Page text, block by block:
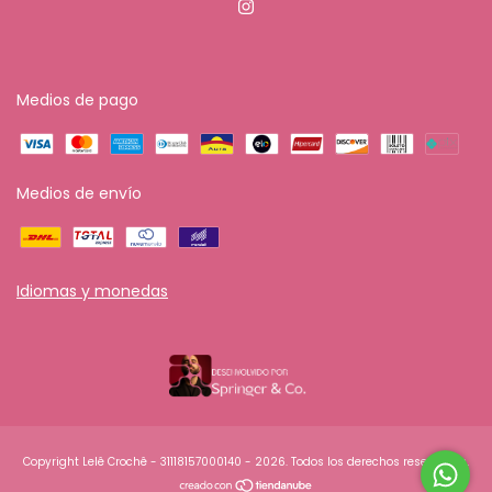
Medios de pago
Medios de envío
Idiomas y monedas
Copyright Lelê Crochê - 31118157000140 - 2026. Todos los derechos reservados.